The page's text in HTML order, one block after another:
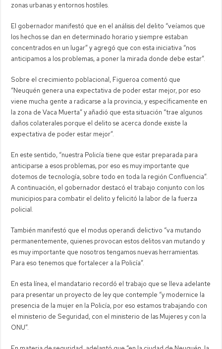
zonas urbanas y entornos hostiles.
El gobernador manifestó que en el análisis del delito “veíamos que
los hechos se dan en determinado horario y siempre estaban
concentrados en un lugar” y agregó que con esta iniciativa “nos
anticipamos a los problemas, a poner la mirada donde debe estar”.
Sobre el crecimiento poblacional, Figueroa comentó que
“Neuquén genera una expectativa de poder estar mejor, por eso
viene mucha gente a radicarse a la provincia, y específicamente en
la zona de Vaca Muerta” y añadió que esta situación “trae algunos
daños colaterales porque el delito se acerca donde existe la
expectativa de poder estar mejor”.
En este sentido, “nuestra Policía tiene que estar preparada para
anticiparse a esos problemas, por eso es muy importante que
dotemos de tecnología, sobre todo en toda la región Confluencia”.
A continuación, el gobernador destacó el trabajo conjunto con los
municipios para combatir el delito y felicitó la labor de la fuerza
policial.
También manifestó que el modus operandi delictivo “va mutando
permanentemente, quienes provocan estos delitos van mutando y
es muy importante que nosotros tengamos nuevas herramientas.
Para eso tenemos que fortalecer a la Policía”.
En esta línea, el mandatario recordó el trabajo que se lleva adelante
para presentar un proyecto de ley que contemple “y modernice la
presencia de la mujer en la Policía, por eso estamos trabajando con
el ministerio de Seguridad, con el ministerio de las Mujeres y con la
ONU”.